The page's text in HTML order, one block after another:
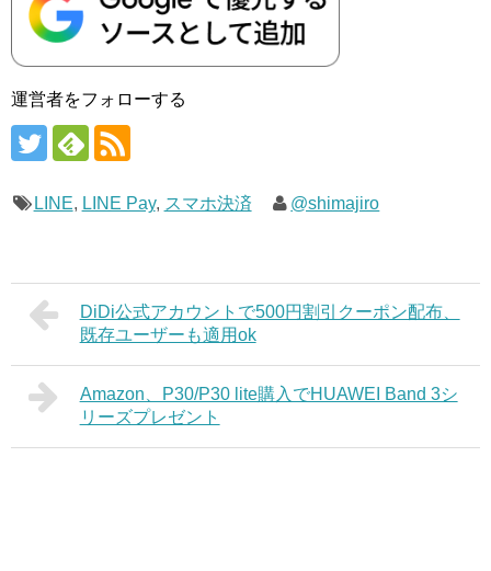
運営者をフォローする
LINE, LINE Pay, スマホ決済 @shimajiro
DiDi公式アカウントで500円割引クーポン配布、
既存ユーザーも適用ok
Amazon、P30/P30 lite購入でHUAWEI Band 3シ
リーズプレゼント